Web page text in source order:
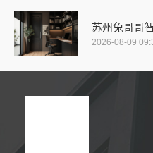
苏州兔哥哥
2026-08-09